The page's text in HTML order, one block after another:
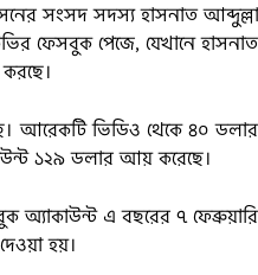
সংসদ সদস্য হাসনাত
ফেসবুক পেজে, যেখানে হাসনাত
আরেকটি ভিডিও থেকে ৪০ ডলার
১২৯ ডলার আয় করেছে।
অ্যাকাউন্ট এ বছরের ৭ ফেব্রুয়ারি
হয়।